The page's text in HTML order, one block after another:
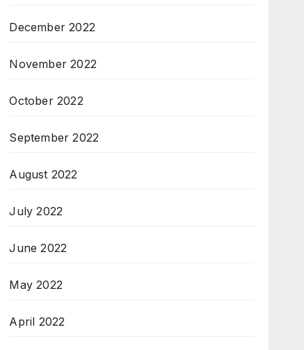
December 2022
November 2022
October 2022
September 2022
August 2022
July 2022
June 2022
May 2022
April 2022